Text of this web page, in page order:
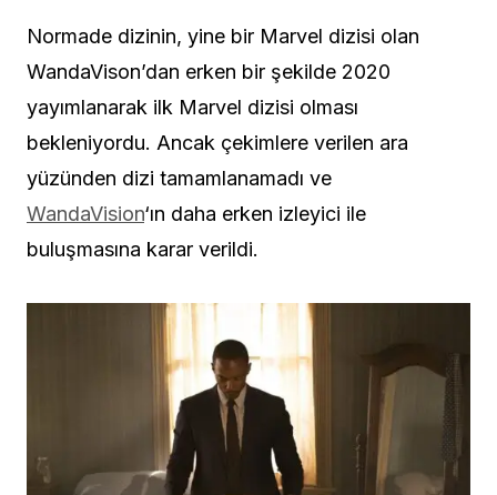
Normade dizinin, yine bir Marvel dizisi olan
WandaVison’dan erken bir şekilde 2020
yayımlanarak ilk Marvel dizisi olması
bekleniyordu. Ancak çekimlere verilen ara
yüzünden dizi tamamlanamadı ve
WandaVision‘ın daha erken izleyici ile
buluşmasına karar verildi.